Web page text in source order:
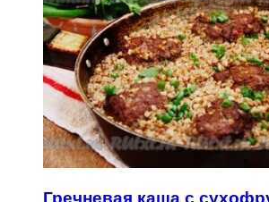
Гречневая каша с